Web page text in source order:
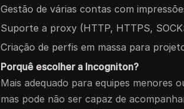
Gestão de várias contas com
Suporte a proxy (HTTP, HTTPS,
Criação de perfis em massa para
Porquê escolher a Incogniton?
Mais adequado para equipes menores
mas pode não ser capaz de